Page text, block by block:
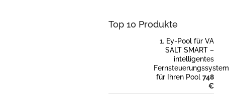
Top 10 Produkte
Ey-Pool für VA
SALT SMART –
intelligentes
Fernsteuerungssystem
für Ihren Pool 748
€